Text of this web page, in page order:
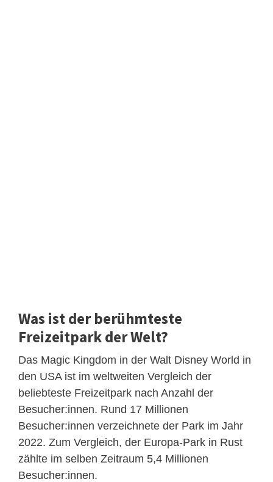
Was ist der berühmteste
Freizeitpark der Welt?
Das Magic Kingdom in der Walt Disney World in
den USA ist im weltweiten Vergleich der
beliebteste Freizeitpark nach Anzahl der
Besucher:innen. Rund 17 Millionen
Besucher:innen verzeichnete der Park im Jahr
2022. Zum Vergleich, der Europa-Park in Rust
zählte im selben Zeitraum 5,4 Millionen
Besucher:innen.